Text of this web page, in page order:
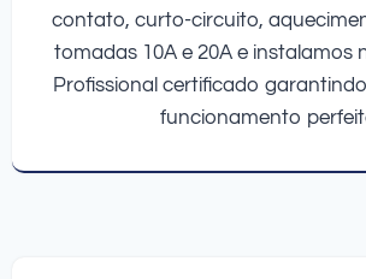
contato, curto-circuito,
tomadas 10A e 20A e instalamos
Profissional certificado
funcionamento